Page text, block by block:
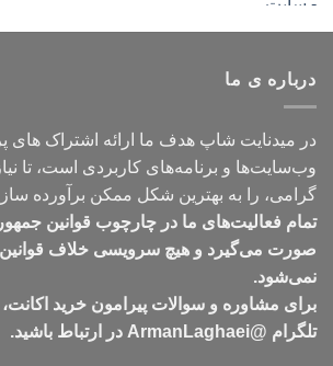
درباره ی ما
در میدنایت شاپ هدف ما ارائه اشتراک های
وب‌سایت‌ها و برنامه‌های کاربردی است، تا
گرامی، را به بهترین شکل ممکن برآورده
تمام فعالیت‌های ما در چارچوب قوانین
صورت می‌گیرد و هیچ سرویسی خلاف قوانین
نمی‌شود.
برای مشاوره و سوالات پیرامون خرید اکانت،
تلگرام @ArmanLaghaei در ارتباط باشید.